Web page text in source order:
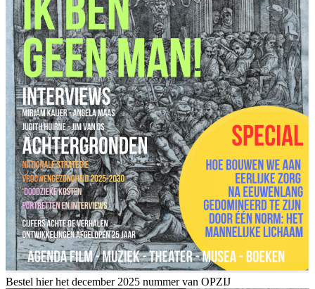
Bestel hier het december 2025 nummer van OPZIJ